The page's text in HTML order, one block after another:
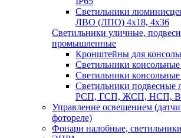
Светильники
ЛВО (ЛПО) 4х18, 4х36
Светильники уличные,
промышленные
Кронштейны для
Светильники
Светильники
Светильники
РСП, ГСП, ЖСП, НСП,
Управление освещением
фотореле)
Фонари налобные,